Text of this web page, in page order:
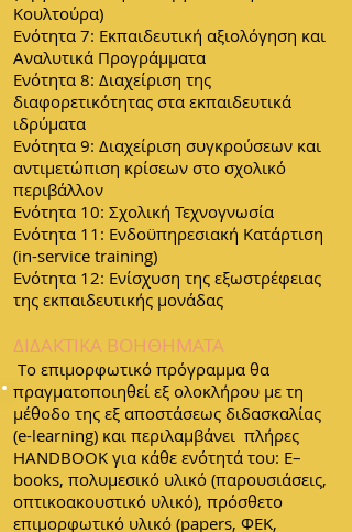
Κουλτούρα)
Ενότητα 7: Εκπαιδευτική αξιολόγηση και
Αναλυτικά Προγράμματα
Ενότητα 8: Διαχείριση της
διαφορετικότητας στα εκπαιδευτικά
ιδρύματα
Ενότητα 9: Διαχείριση συγκρούσεων και
αντιμετώπιση κρίσεων στο σχολικό
περιβάλλον
Ενότητα 10: Σχολική Τεχνογνωσία
Ενότητα 11: Ενδοϋπηρεσιακή Κατάρτιση
(in-service training)
Ενότητα 12: Ενίσχυση της εξωστρέφειας
της εκπαιδευτικής μονάδας
ΔΙΔΑΚΤΙΚΑ ΒΟΗΘΗΜΑΤΑ
Τo επιμορφωτικό πρόγραμμα θα
πραγματοποιηθεί εξ ολοκλήρου με τη
μέθοδο της εξ αποστάσεως διδασκαλίας
(e-learning) και περιλαμβάνει πλήρες
HANDBOOK για κάθε ενότητά του: E–
books, πολυμεσικό υλικό (παρουσιάσεις,
οπτικοακουστικό υλικό), πρόσθετο
επιμορφωτικό υλικό (papers, ΦΕΚ,